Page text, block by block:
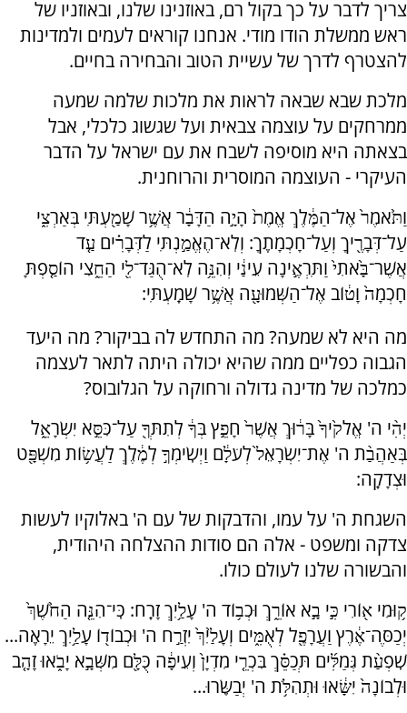
צריך לדבר על כך בקול רם, באוזנינו שלנו, ובאוזניו של
ראש ממשלת הודו מודי. אנחנו קוראים לעמים ולמדינות
להצטרף לדרך של עשיית הטוב והבחירה בחיים.
מלכת שבא שבאה לראות את מלכות שלמה שמעה
ממרחקים על עוצמה צבאית ועל שגשוג כלכלי, אבל
בצאתה היא מוסיפה לשבח את עם ישראל על הדבר
העיקרי - העוצמה המוסרית והרוחנית.
וַתֹּ֙אמֶר֙ אֶל־הַמֶּ֔לֶךְ אֱמֶת֙ הָיָ֣ה הַדָּבָ֔ר אֲשֶׁ֥ר שָׁמַ֖עְתִּי בְּאַרְצִ֑י
עַל־דְּבָרֶ֖יךָ וְעַל־חָכְמָתֶֽךָ: וְלֹֽא־הֶאֱמַ֣נְתִּי לַדְּבָרִ֗ים עַ֤ד
אֲשֶׁר־בָּ֙אתִי֙ וַתִּרְאֶ֣ינָה עֵינַ֔י וְהִנֵּ֥ה לֹֽא־הֻגַּד־לִ֖י הַחֵ֑צִי הוֹסַ֤פְתָּ
חָכְמָה֙ וָט֔וֹב אֶל־הַשְּׁמוּעָ֖ה אֲשֶׁ֥ר שָׁמָֽעְתִּי:
מה היא לא שמעה? מה התחדש לה בביקור? מה היעד
הגבוה כפליים ממה שהיא יכולה היתה לתאר לעצמה
כמלכה של מדינה גדולה ורחוקה על הגלובוס?
יְהִ֨י ה' אֱלֹק֙יךָ֙ בָּר֔וּךְ אֲשֶׁר֙ חָפֵ֣ץ בְּךָ֔ לְתִתְּךָ֖ עַל־כִּסֵּ֣א יִשְׂרָאֵ֑ל
בְּאַהֲבַ֨ת ה' אֶת־יִשְׂרָאֵל֙ לְעֹלָ֔ם וַיְשִֽׂימְךָ֣ לְמֶ֔לֶךְ לַעֲשׂ֥וֹת מִשְׁפָּ֖ט
וּצְדָקָֽה:
השגחת ה' על עמו, והדבקות של עם ה' באלוקיו לעשות
צדקה ומשפט - אלה הם סודות ההצלחה היהודית,
והבשורה שלנו לעולם כולו.
ק֥וּמִי א֖וֹרִי כִּ֣י בָ֣א אוֹרֵ֑ךְ וּכְב֥וֹד ה' עָלַ֥יִךְ זָרָֽח: כִּֽי־הִנֵּ֤ה הַחֹ֙שֶׁךְ֙
יְכַסֶּה־אֶ֔רֶץ וַעֲרָפֶ֖ל לְאֻמִּ֑ים וְעָלַ֙יִךְ֙ יִזְרַ֣ח ה' וּכְבוֹד֖וֹ עָלַ֥יִךְ יֵרָאֶֽה...
שִֽׁפְעַ֨ת גְּמַלִּ֜ים תְּכַסֵּ֗ךְ בִּכְרֵ֤י מִדְיָן֙ וְעֵיפָ֔ה כֻּלָּ֖ם מִשְּׁבָ֣א יָבֹ֑אוּ זָהָ֤ב
וּלְבוֹנָה֙ יִשָּׂ֔אוּ וּתְהִלֹּ֥ת ה' יְבַשֵּֽׂרוּ...